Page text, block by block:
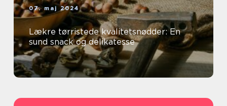
07. maj 2024
Lækre tørristede kvalitetsnødder: En
sund snack og delikatesse